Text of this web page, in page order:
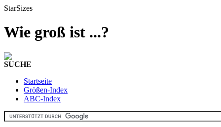
StarSizes
Wie groß ist ...?
SUCHE
Startseite
Größen-Index
ABC-Index